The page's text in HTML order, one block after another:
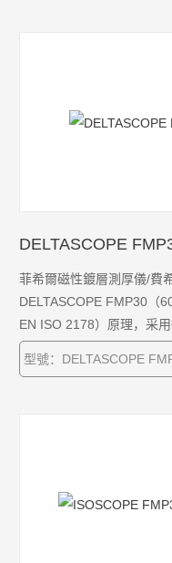
DELTASCOPE
菲希爾磁性鍍層測厚儀/費
DELTASCOPE FMP30（
EN ISO 2178）原理，采
用于測量非磁性涂鍍層例
鐵基材上的厚度。
型號：DELTASCOPE